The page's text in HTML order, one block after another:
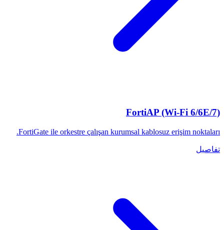
FortiAP (Wi-Fi 6/6E/7)
FortiGate ile orkestre çalışan kurumsal kablosuz erişim noktaları.
تفاصيل